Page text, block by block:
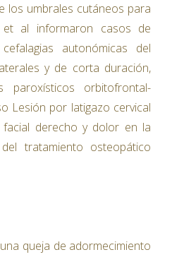
los umbrales cutáneos para
et al informaron casos de
autonómicas del
y de corta duración,
orbitofrontal-
Lesión por latigazo cervical
derecho y dolor en la
tratamiento osteopático
queja de adormecimiento